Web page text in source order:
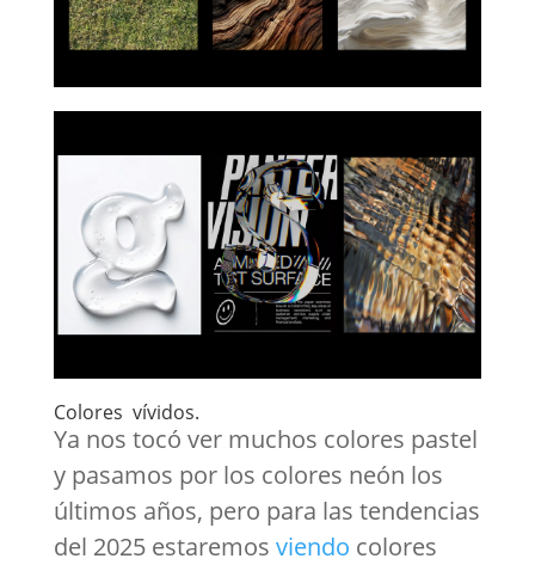
Colores vívidos.
Ya nos tocó ver muchos colores pastel
y pasamos por los colores neón los
últimos años, pero para las tendencias
del 2025 estaremos viendo colores